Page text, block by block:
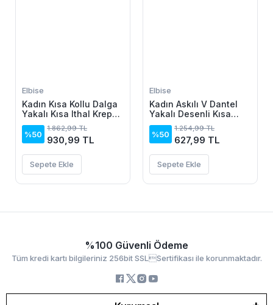
Elbise
Kadın Kısa Kollu Dalga
Yakalı Kısa Ithal Krep
Elbise
%50
1.862,99 TL
930,99 TL
Sepete Ekle
Elbise
Kadın Askılı V Dantel
Yakalı Desenli Kısa
Elbise
%50
1.254,99 TL
627,99 TL
Sepete Ekle
%100 Güvenli Ödeme
Tüm kredi kartı bilgileriniz 256bit SSLSertifikası ile korunmaktadır.